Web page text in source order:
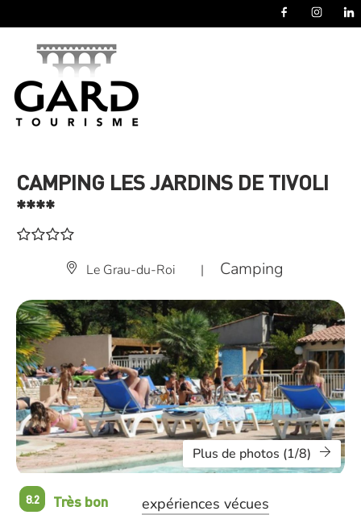
CAMPING LES JARDINS DE TIVOLI
****
Le Grau-du-Roi | Camping
Plus de photos (1/8)
8.2 Très bon
expériences vécues